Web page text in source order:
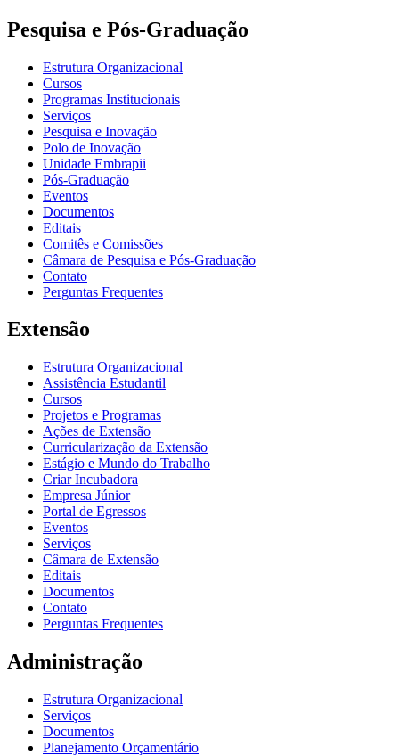
Pesquisa e Pós-Graduação
Estrutura Organizacional
Cursos
Programas Institucionais
Serviços
Pesquisa e Inovação
Polo de Inovação
Unidade Embrapii
Pós-Graduação
Eventos
Documentos
Editais
Comitês e Comissões
Câmara de Pesquisa e Pós-Graduação
Contato
Perguntas Frequentes
Extensão
Estrutura Organizacional
Assistência Estudantil
Cursos
Projetos e Programas
Ações de Extensão
Curricularização da Extensão
Estágio e Mundo do Trabalho
Criar Incubadora
Empresa Júnior
Portal de Egressos
Eventos
Serviços
Câmara de Extensão
Editais
Documentos
Contato
Perguntas Frequentes
Administração
Estrutura Organizacional
Serviços
Documentos
Planejamento Orçamentário